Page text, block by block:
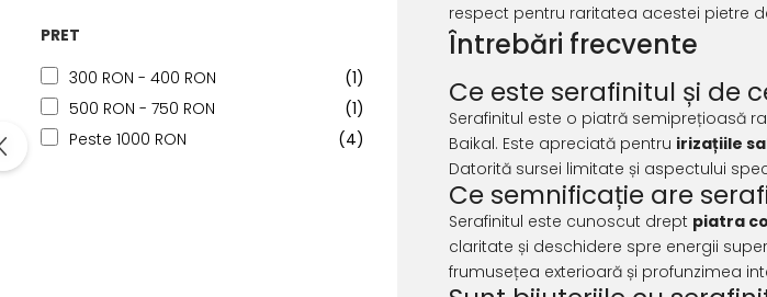
PRET
300 RON - 400 RON
(1)
500 RON - 750 RON
(1)
Peste 1000 RON
(4)
respect pentru raritatea acestei pietre
Întrebări frecvente
Ce este serafinitul și de
Serafinitul este o piatră semiprețioasă
Baikal. Este apreciată pentru irizațiile
Datorită sursei limitate și aspectului
Ce semnificație are
Serafinitul este cunoscut drept piatra
claritate și deschidere spre energii
frumusețea exterioară și profunzimea